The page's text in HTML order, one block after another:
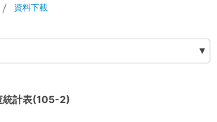
資料下載
統計表(105-2)